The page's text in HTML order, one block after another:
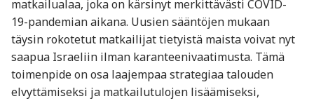
matkailualaa, joka on kärsinyt merkittävästi COVID-
19-pandemian aikana. Uusien sääntöjen mukaan
täysin rokotetut matkailijat tietyistä maista voivat nyt
saapua Israeliin ilman karanteenivaatimusta. Tämä
toimenpide on osa laajempaa strategiaa talouden
elvyttämiseksi ja matkailutulojen lisäämiseksi,